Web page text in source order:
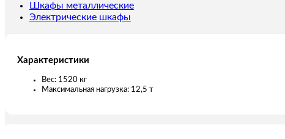
Шкафы металлические
Электрические шкафы
Характеристики
Вес: 1520 кг
Максимальная нагрузка: 12,5 т